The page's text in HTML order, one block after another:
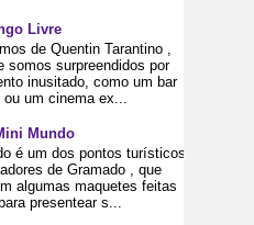
Livre
de Quentin Tarantino ,
somos surpreendidos por
inusitado, como um bar
ou um cinema ex...
Mundo
é um dos pontos turísticos
de Gramado , que
algumas maquetes feitas
presentear s...